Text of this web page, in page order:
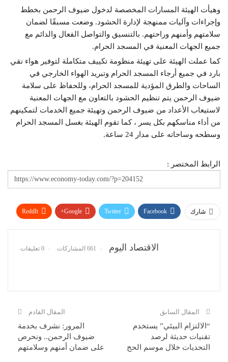
وهيأت الهيئة المسارات المخصصة لدخول ضيوف الرحمن بخطط
وإجراءات وآليات ممنهجة لإدارة الحشود. وضعت مسبقًا لضمان
سلامتهم وأمنهم وراحتهم. بالتنسيق والتواصل الفعال والدائم مع
جميع الجهات المعنية في المسجد الحرام.
كما عملت الهيئة على تهيئة منظومة تكييف متكاملة لتوفير هواء نقي
بارد في جميع أرجاء المسجد الحرام وتبريد الهواء الخارجي في
الساحات والطرق المؤدية للمسجد الحرام، وللحفاظ على سلامة
ضيوف الرحمن يتم تنظيم الحشود بالتعاون مع الجهات المعنية
لاستيعاب الأعداد من ضيوف الرحمن وتهيئة جميع الخدمات لتمكينهم
من أداء مناسكهم بكل يسر ، كما تقوم الهيئة بغسل المسجد الحرام
وسطحه وساحاته على مدار 24 ساعة.
الرابط المختصر :
شارك Facebook
Twitter
Google+
ReddIt
الاقتصاد اليوم 661 المشاركات 0 تعليقات
المقال السابق
“الالتزام البيئي” يستخدم
تقنيات حديثة لرصد
التحديات خلال موسم الحج
المقال القادم
المرور: نشرف بخدمة
ضيوف الرحمن.. ونحرص
على ضمان أمنهم وسلامتهم